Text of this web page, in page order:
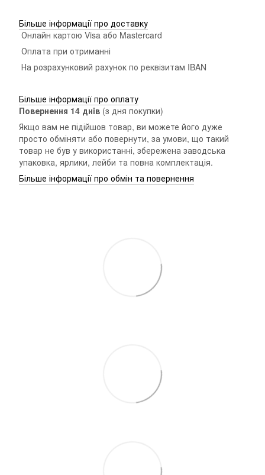
Більше інформації про доставку
Онлайн картою Visa або Mastercard
Оплата при отриманні
На розрахунковий рахунок по реквізитам IBAN
Більше інформації про оплату
Повернення 14 днiв (з дня покупки)
Якщо вам не підійшов товар, ви можете його дуже
просто обміняти або повернути, за умови, що такий
товар не був у використанні, збережена заводська
упаковка, ярлики, лейби та повна комплектація.
Більше інформації про обмін та повернення